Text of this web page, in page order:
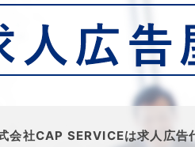
会社CAP SERVICEは求人広告